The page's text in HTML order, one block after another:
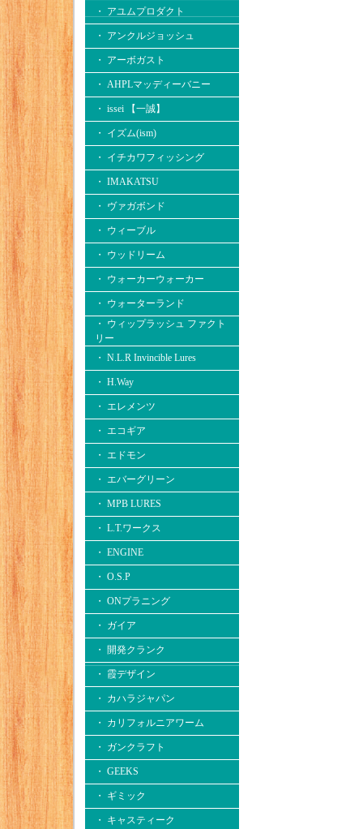
・ アユムプロダクト
・ アンクルジョッシュ
・ アーボガスト
・ AHPLマッディーバニー
・ issei 【一誠】
・ イズム(ism)
・ イチカワフィッシング
・ IMAKATSU
・ ヴァガボンド
・ ウィーブル
・ ウッドリーム
・ ウォーカーウォーカー
・ ウォーターランド
・ ウィップラッシュ ファクト
リー
・ N.L.R Invincible Lures
・ H.Way
・ エレメンツ
・ エコギア
・ エドモン
・ エバーグリーン
・ MPB LURES
・ L.T.ワークス
・ ENGINE
・ O.S.P
・ ONプラニング
・ ガイア
・ 開発クランク
・ 霞デザイン
・ カハラジャパン
・ カリフォルニアワーム
・ ガンクラフト
・ GEEKS
・ ギミック
・ キャスティーク